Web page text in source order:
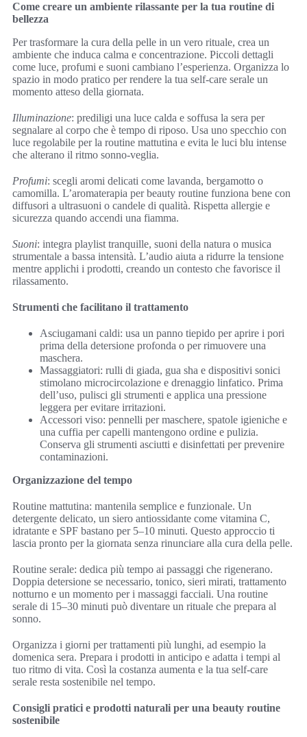
Come creare un ambiente rilassante per la tua routine di
bellezza
Per trasformare la cura della pelle in un vero rituale, crea un
ambiente che induca calma e concentrazione. Piccoli dettagli
come luce, profumi e suoni cambiano l’esperienza. Organizza lo
spazio in modo pratico per rendere la tua self-care serale un
momento atteso della giornata.
Illuminazione: prediligi una luce calda e soffusa la sera per
segnalare al corpo che è tempo di riposo. Usa uno specchio con
luce regolabile per la routine mattutina e evita le luci blu intense
che alterano il ritmo sonno-veglia.
Profumi: scegli aromi delicati come lavanda, bergamotto o
camomilla. L’aromaterapia per beauty routine funziona bene con
diffusori a ultrasuoni o candele di qualità. Rispetta allergie e
sicurezza quando accendi una fiamma.
Suoni: integra playlist tranquille, suoni della natura o musica
strumentale a bassa intensità. L’audio aiuta a ridurre la tensione
mentre applichi i prodotti, creando un contesto che favorisce il
rilassamento.
Strumenti che facilitano il trattamento
Asciugamani caldi: usa un panno tiepido per aprire i pori
prima della detersione profonda o per rimuovere una
maschera.
Massaggiatori: rulli di giada, gua sha e dispositivi sonici
stimolano microcircolazione e drenaggio linfatico. Prima
dell’uso, pulisci gli strumenti e applica una pressione
leggera per evitare irritazioni.
Accessori viso: pennelli per maschere, spatole igieniche e
una cuffia per capelli mantengono ordine e pulizia.
Conserva gli strumenti asciutti e disinfettati per prevenire
contaminazioni.
Organizzazione del tempo
Routine mattutina: mantenila semplice e funzionale. Un
detergente delicato, un siero antiossidante come vitamina C,
idratante e SPF bastano per 5–10 minuti. Questo approccio ti
lascia pronto per la giornata senza rinunciare alla cura della pelle.
Routine serale: dedica più tempo ai passaggi che rigenerano.
Doppia detersione se necessario, tonico, sieri mirati, trattamento
notturno e un momento per i massaggi facciali. Una routine
serale di 15–30 minuti può diventare un rituale che prepara al
sonno.
Organizza i giorni per trattamenti più lunghi, ad esempio la
domenica sera. Prepara i prodotti in anticipo e adatta i tempi al
tuo ritmo di vita. Così la costanza aumenta e la tua self-care
serale resta sostenibile nel tempo.
Consigli pratici e prodotti naturali per una beauty routine
sostenibile